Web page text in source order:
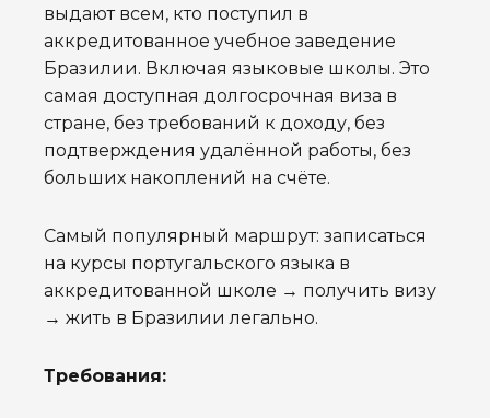
выдают всем, кто поступил в
аккредитованное учебное заведение
Бразилии. Включая языковые школы. Это
самая доступная долгосрочная виза в
стране, без требований к доходу, без
подтверждения удалённой работы, без
больших накоплений на счёте.
Самый популярный маршрут: записаться
на курсы португальского языка в
аккредитованной школе → получить визу
→ жить в Бразилии легально.
Требования: